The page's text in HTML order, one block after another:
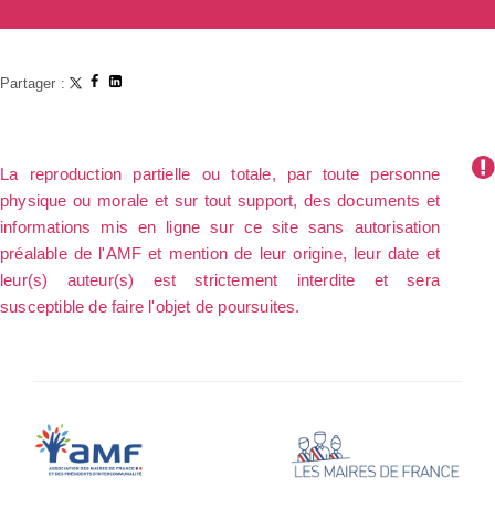
Partager :
La reproduction partielle ou totale, par toute personne
physique ou morale et sur tout support, des documents et
informations mis en ligne sur ce site sans autorisation
préalable de l'AMF et mention de leur origine, leur date et
leur(s) auteur(s) est strictement interdite et sera
susceptible de faire l'objet de poursuites.